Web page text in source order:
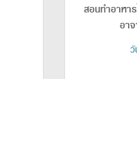
สอนทำอาหา
อา